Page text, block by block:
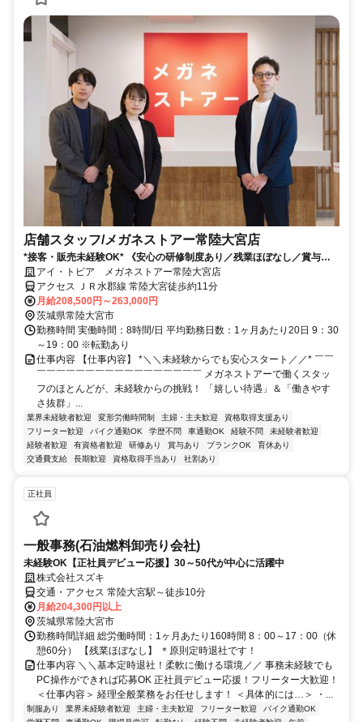
店舗スタッフ/メガネストアー常陸大宮店
*接客・販売未経験OK* 《安心の研修制度あり／残業ほぼなし／賞与年2
回／インセンティブあり》
アイ・トピア メガネストアー常陸大宮店
アクセス ＪＲ水郡線 常陸大宮徒歩約11分
月給208,500円～263,000円
茨城県常陸大宮市
勤務時間 実働時間：8時間/日 平均勤務日数：1ヶ月あたり20日 9：30
～19：00 ※転勤あり
仕事内容 【仕事内容】 *＼＼未経験からでも安心スタート／／* ￣￣
￣￣￣￣￣￣￣￣￣￣￣￣￣￣￣￣￣ メガネストアーで働くスタッ
フのほとんどが、未経験からの挑戦！ 「嬉しい待遇」＆「働きやす
さ抜群」...
業界未経験者歓迎 変形労働時間制 主婦・主夫歓迎
資格取得支援あり
フリーター歓迎
バイク通勤OK 学歴不問 車通勤OK 経験不問
未経験者歓迎
経験者歓迎
有資格者歓迎 研修あり 賞与あり ブランクOK
育休あり
交通費支給
長期歓迎 資格取得手当あり 社割あり
正社員
一般事務(石油燃料卸売り会社)
未経験OK【正社員デビュー応援】30～50代が中心に活躍中
株式会社スズキ
交通・アクセス 常陸大宮駅～徒歩10分
月給204,300円以上
茨城県常陸大宮市
勤務時間詳細 総労働時間：1ヶ月あたり160時間 8：00～17：00（休
憩60分） 【残業ほぼなし】 ＊原則定時退社です！
仕事内容 ＼＼基本定時退社！柔軟に働ける環境／／ 事務未経験でも
PC操作ができれば応募OK 正社員デビュー応援！フリーター大歓迎！
＜仕事内容＞ 経理全般業務をお任せします！ ＜具体的には…＞ ・...
制服あり 業界未経験者歓迎 主婦・主夫歓迎 フリーター歓迎
バイク通勤OK